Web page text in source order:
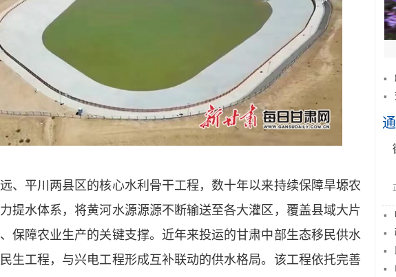
平川两县区的核心水利骨干工程，数十年以来持续保障旱塬农
提水体系，将黄河水源源源不断输送至各大灌区，覆盖县域大片
保障农业生产的关键支撑。近年来投运的甘肃中部生态移民供水
生工程，与兴电工程形成互补联动的供水格局。该工程依托完善